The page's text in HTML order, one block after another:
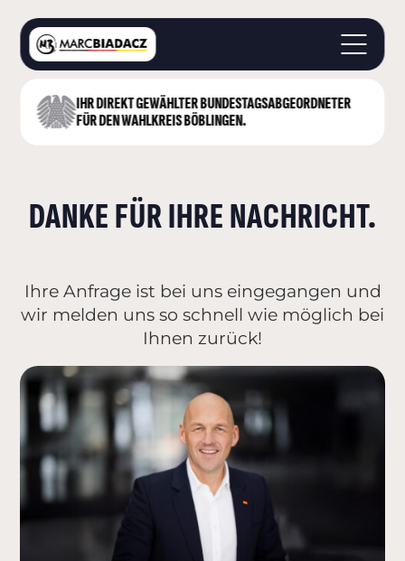
IHR DIREKT GEWÄHLTER BUNDESTAGS­ABGEORDNETER
FÜR DEN WAHLKREIS BÖBLINGEN.
STARTSEITE
DEUTSCHER BUNDESTAG
AKTUELLES
DANKE FÜR IHRE NACHRICHT.
Ihre Anfrage ist bei uns eingegangen und
wir melden uns so schnell wie möglich bei
Ihnen zurück!